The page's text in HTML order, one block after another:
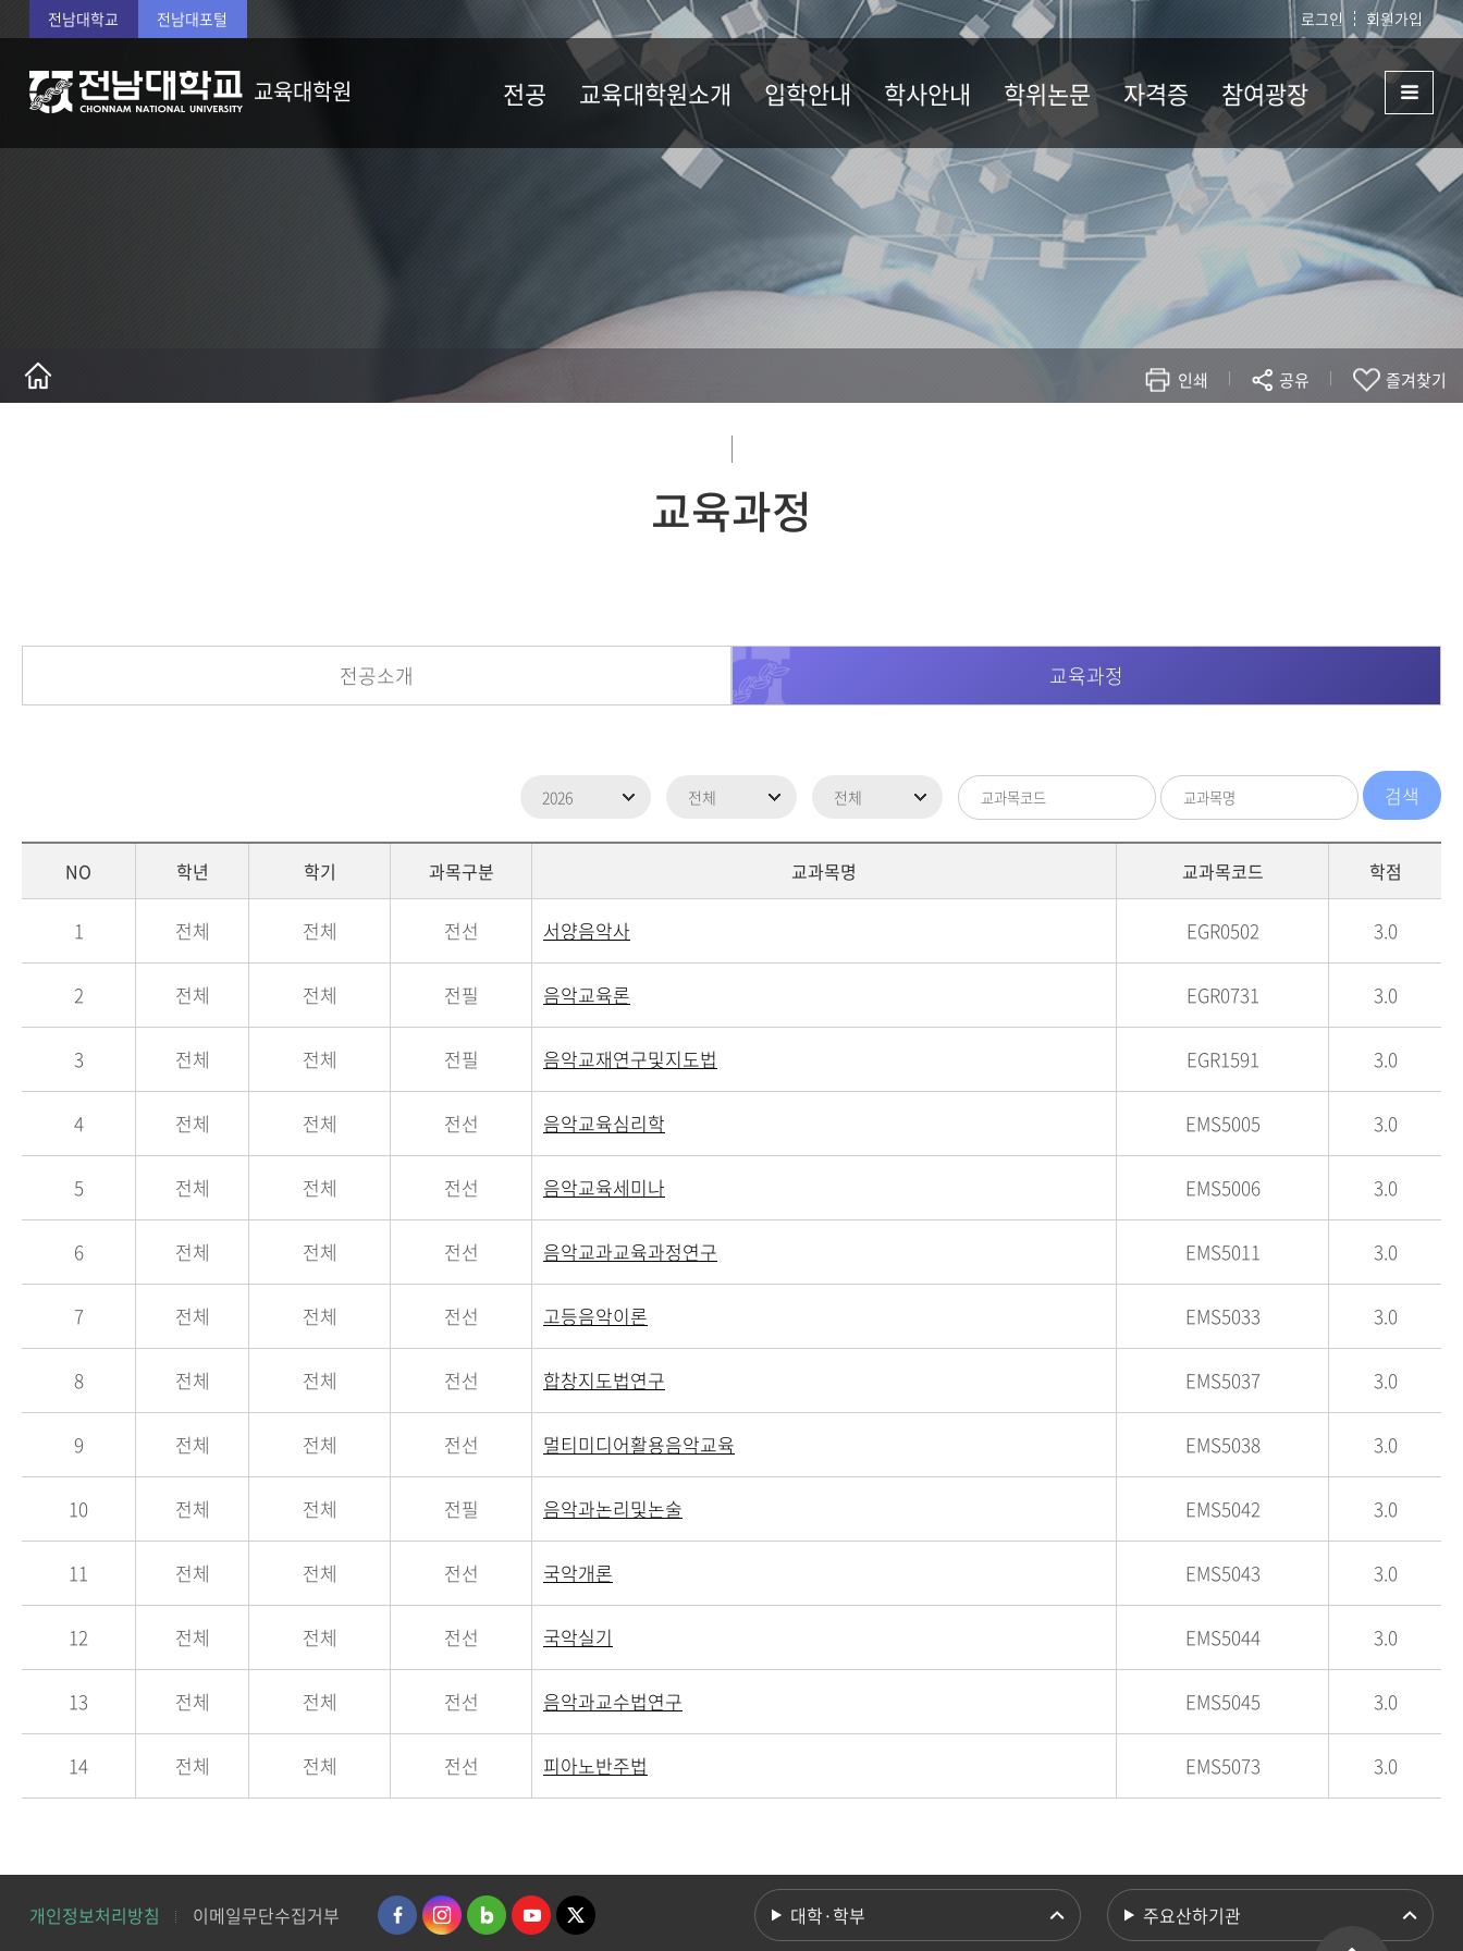
전남대학교 전남대포털 로그인 회원가입
교육대학원 전공 교육대학원소개
오시는길
입학안내
석사학위 모집요강
학사안내
규정
휴학/복학/퇴학
장학
수료/졸업
등록안내
수강신청
지도교수
학위논문
심사일정
종합시험
논문작성계획서
자격증
자격증목록
기본이수과목
참여광장
공지사항
Q&A
FAQ
서식자료실
인쇄 공유 즐겨찾기
교육과정
전공소개 교육과정
NO 학년 학기 과목구분 교과목명 교과목코드 학점
1 전체 전체 전선 서양음악사 EGR0502 3.0
2 전체 전체 전필 음악교육론 EGR0731 3.0
3 전체 전체 전필 음악교재연구및지도법 EGR1591 3.0
4 전체 전체 전선 음악교육심리학 EMS5005 3.0
5 전체 전체 전선 음악교육세미나 EMS5006 3.0
6 전체 전체 전선 음악교과교육과정연구 EMS5011 3.0
7 전체 전체 전선 고등음악이론 EMS5033 3.0
8 전체 전체 전선 합창지도법연구 EMS5037 3.0
9 전체 전체 전선 멀티미디어활용음악교육 EMS5038 3.0
10 전체 전체 전필 음악과논리및논술 EMS5042 3.0
11 전체 전체 전선 국악개론 EMS5043 3.0
12 전체 전체 전선 국악실기 EMS5044 3.0
13 전체 전체 전선 음악과교수법연구 EMS5045 3.0
14 전체 전체 전선 피아노반주법 EMS5073 3.0
개인정보처리방침 이메일무단수집거부 대학·학부 주요산하기관